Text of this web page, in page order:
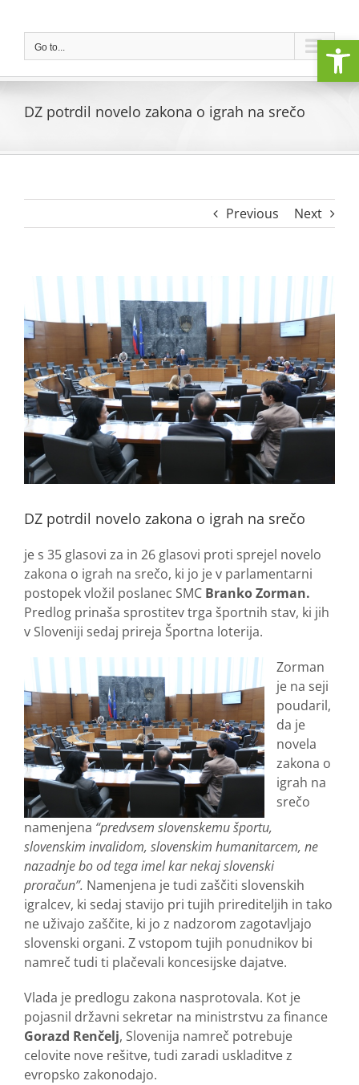
contentGo to...
DZ potrdil novelo zakona o igrah na srečo
Previous Next
Larger
Image
DZ potrdil novelo zakona o igrah na srečo
je s 35 glasovi za in 26 glasovi proti sprejel novelo
zakona o igrah na srečo, ki jo je v parlamentarni
postopek vložil poslanec SMC Branko Zorman.
Predlog prinaša sprostitev trga športnih stav, ki jih
v Sloveniji sedaj prireja Športna loterija.
Zorman
je na seji
poudaril,
da je
novela
zakona o
igrah na
srečo
namenjena “predvsem slovenskemu športu,
slovenskim invalidom, slovenskim humanitarcem, ne
nazadnje bo od tega imel kar nekaj slovenski
proračun”. Namenjena je tudi zaščiti slovenskih
igralcev, ki sedaj stavijo pri tujih prirediteljih in tako
ne uživajo zaščite, ki jo z nadzorom zagotavljajo
slovenski organi. Z vstopom tujih ponudnikov bi
namreč tudi ti plačevali koncesijske dajatve.
Vlada je predlogu zakona nasprotovala. Kot je
pojasnil državni sekretar na ministrstvu za finance
Gorazd Renčelj, Slovenija namreč potrebuje
celovite nove rešitve, tudi zaradi uskladitve z
evropsko zakonodajo.